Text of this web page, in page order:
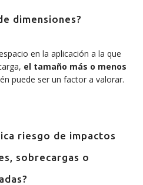
dimensiones?
en la aplicación a la que
el tamaño más o menos
puede ser un factor a valorar.
riesgo de impactos
sobrecargas o